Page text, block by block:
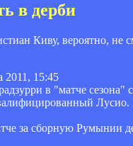
в дерби
Киву, вероятно, не
2011, 15:45
в "матче
Лусио.
за сборную Румынии